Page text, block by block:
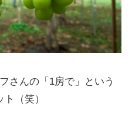
さんの「1房で」という
（笑）